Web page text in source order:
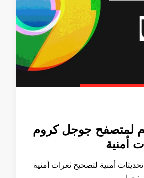
لمتصفح جوجل كروم
أمنية
أمنية لتصحيح ثغرات أمنية